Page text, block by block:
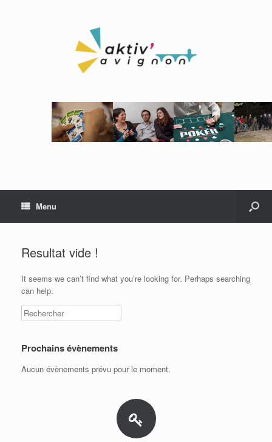
Menu
Resultat vide !
It seems we can’t find what you’re looking for. Perhaps searching
can help.
Prochains évènements
Aucun évènements prévu pour le moment.